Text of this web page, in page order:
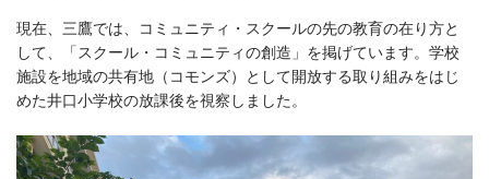
現在、三鷹では、コミュニティ・スクールの先の教育の在り方と
して、「スクール・コミュニティの創造」を掲げています。学校
施設を地域の共有地（コモンズ）として開放する取り組みをはじ
めた井口小学校の放課後を視察しました。